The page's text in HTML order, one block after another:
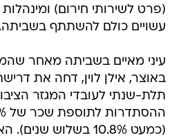
(פרט לשירותי חירום)
עשויים כולם להשתתף בשביתה.
עיני מאיים בשביתה מאחר
באוצר, אילן לוין, דחה את
תלת-שנתי לעובדי המגזר
(כמעט 10.8% בשלוש